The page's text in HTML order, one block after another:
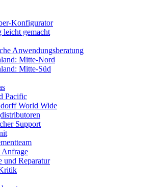
Konfigurator
leicht gemacht
Anwendungsberatung
Mitte-Nord
Mitte-Süd
Pacific
World Wide
Support
Anfrage
und Reparatur